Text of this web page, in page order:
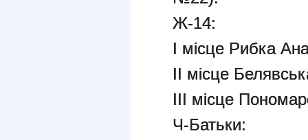
Ж-14:
І місце Рибка
ІІ місце
ІІІ місце
Ч-Батьки: